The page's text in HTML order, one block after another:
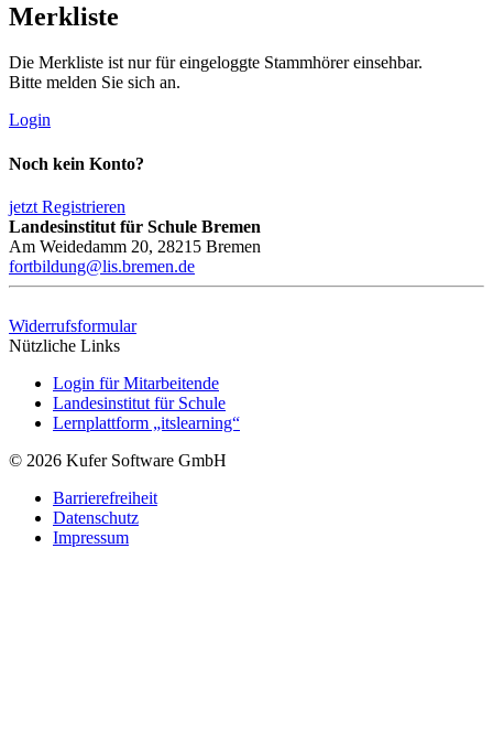
Merkliste
Die Merkliste ist nur für eingeloggte Stammhörer einsehbar.
Bitte melden Sie sich an.
Login
Noch kein Konto?
jetzt Registrieren
Landesinstitut für Schule Bremen
Am Weidedamm 20, 28215 Bremen
fortbildung@lis.bremen.de
Widerrufsformular
Nützliche Links
Login für Mitarbeitende
Landesinstitut für Schule
Lernplattform „itslearning“
© 2026 Kufer Software GmbH
Barrierefreiheit
Datenschutz
Impressum